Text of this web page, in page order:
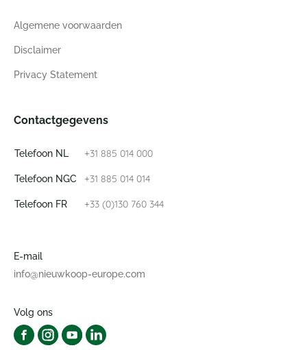
Algemene voorwaarden
Disclaimer
Privacy Statement
Contactgegevens
Telefoon NL +31 885 014 000
Telefoon NGC +31 885 014 014
Telefoon FR +33 (0)130 760 344
E-mail
info@nieuwkoop-europe.com
Volg ons